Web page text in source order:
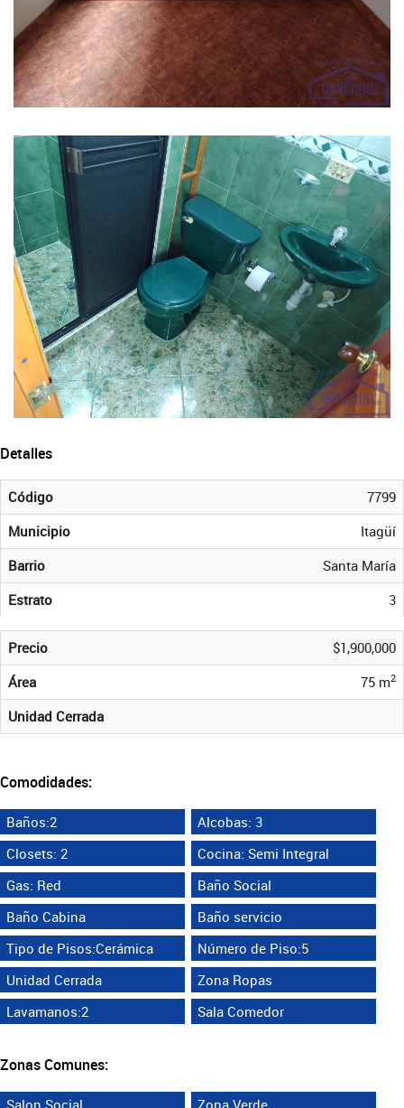
Detalles
Código
7799
Municipio
Itagüí
Barrio
Santa María
Estrato
3
Precio
$1,900,000
Área
75 m2
Unidad Cerrada
Comodidades:
Baños:2
Alcobas: 3
Closets: 2
Cocina: Semi Integral
Gas: Red
Baño Social
Baño Cabina
Baño servicio
Tipo de Pisos:Cerámica
Número de Piso:5
Unidad Cerrada
Zona Ropas
Lavamanos:2
Sala Comedor
Zonas Comunes:
Salon Social Zona Verde